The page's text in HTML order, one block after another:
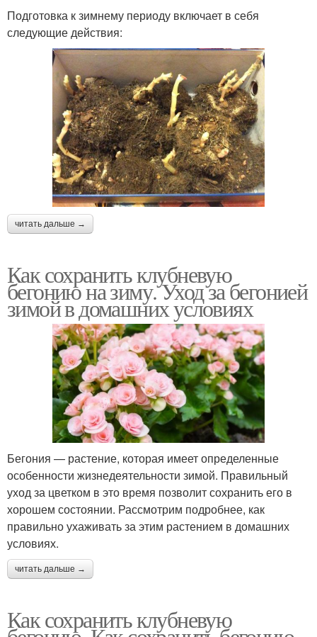
Подготовка к зимнему периоду включает в себя
следующие действия:
читать дальше →
Как сохранить клубневую
бегонию на зиму. Уход за бегонией
зимой в домашних условиях
Бегония — растение, которая имеет определенные
особенности жизнедеятельности зимой. Правильный
уход за цветком в это время позволит сохранить его в
хорошем состоянии. Рассмотрим подробнее, как
правильно ухаживать за этим растением в домашних
условиях.
читать дальше →
Как сохранить клубневую